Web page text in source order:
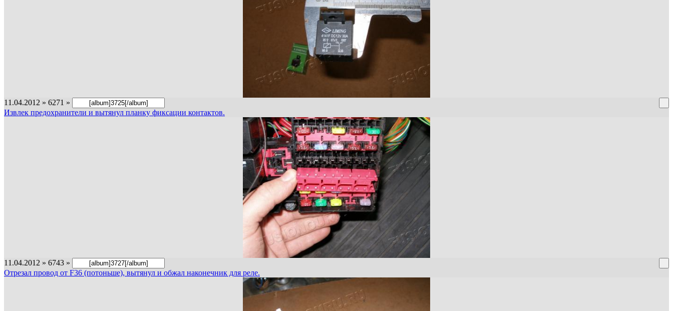
11.04.2012 » 6271 »
Извлек предохранители и вытянул планку фиксации контактов.
11.04.2012 » 6743 »
Отрезал провод от F36 (потоньше), вытянул и обжал наконечник для реле.